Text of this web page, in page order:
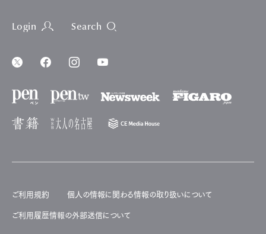
Login Search
ご利用規約 個人の情報に関わる情報の取り扱いについて
ご利用履歴情報の外部送信について